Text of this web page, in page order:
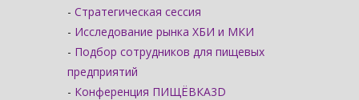
- Стратегическая сессия
- Исследование рынка ХБИ и МКИ
- Подбор сотрудников для пищевых
предприятий
- Конференция ПИЩЁВКА3D